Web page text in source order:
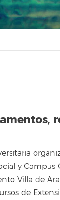
y Campus
Villa de
de